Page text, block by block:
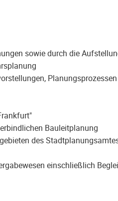
sowie durch die
Bauleitplanung
des
einschließlich